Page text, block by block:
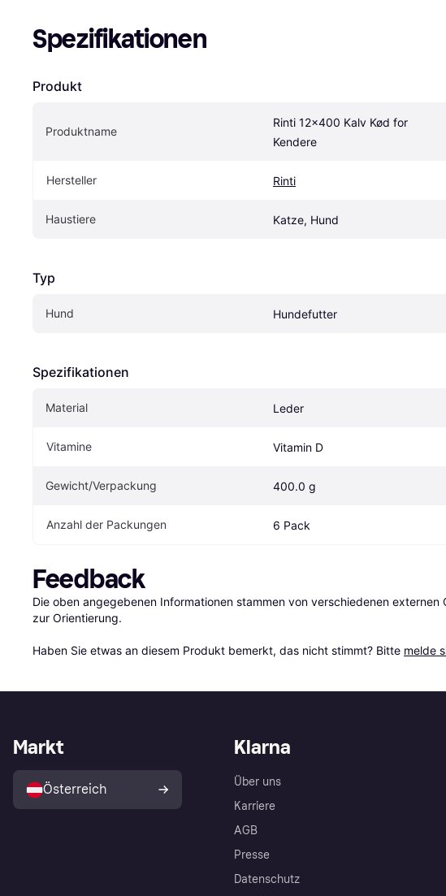
Spezifikationen
Produkt
Produktname
Rinti 12x400 Kalv Kød for
Kendere
Hersteller Rinti
Haustiere Katze, Hund
Typ
Hund Hundefutter
Spezifikationen
Material Leder
Vitamine Vitamin D
Gewicht/Verpackung 400.0 g
Anzahl der Packungen 6 Pack
Feedback
Die oben angegebenen Informationen stammen von verschiedenen externen
zur Orientierung.
Haben Sie etwas an diesem Produkt bemerkt, das nicht stimmt? Bitte melde
Klarna
Über uns
Karriere
AGB
Presse
Datenschutz
Markt
Österreich